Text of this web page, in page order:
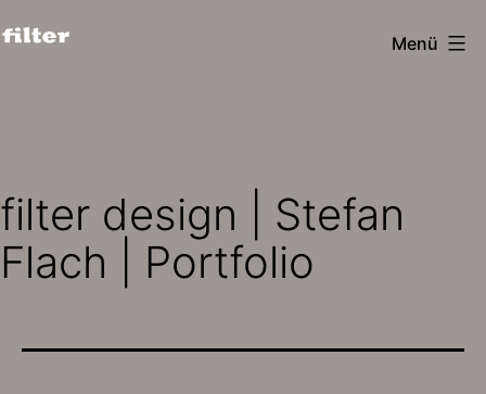
Menü
filter design | Stefan
Flach | Portfolio